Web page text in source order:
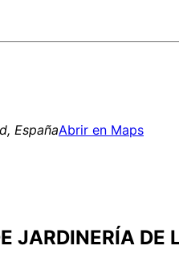
EspañaAbrir en Maps
JARDINERÍA DE